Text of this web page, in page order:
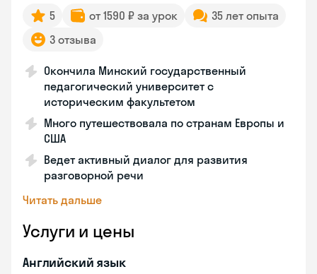
5 от 1590 ₽ за урок
35 лет опыта
3 отзыва
Окончила Минский государственный
педагогический университет с
историческим факультетом
Много путешествовала по странам Европы и
США
Ведет активный диалог для развития
разговорной речи
Читать дальше
Услуги и цены
Английский язык